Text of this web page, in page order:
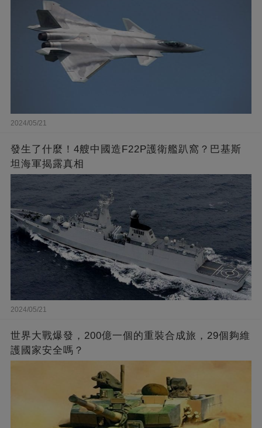
2024/05/21
發生了什麼！4艘中國造F22P護衛艦趴窩？巴基斯
坦海軍揭露真相
2024/05/21
世界大戰爆發，200億一個的重裝合成旅，29個夠維
護國家安全嗎？